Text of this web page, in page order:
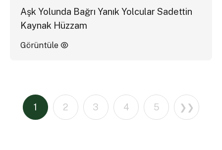
Aşk Yolunda Bağrı Yanık Yolcular Sadettin
Kaynak Hüzzam
Görüntüle
1 2 3 4 5 ❯❯